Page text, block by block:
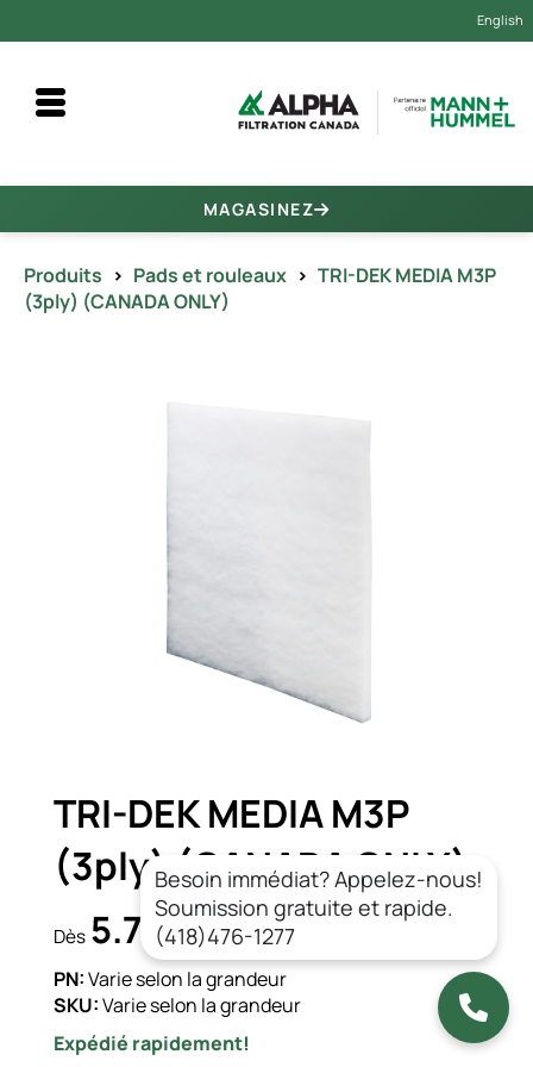
English
MAGASINEZ
Produits > Pads et rouleaux > TRI-DEK MEDIA M3P
(3ply) (CANADA ONLY)
TRI-DEK MEDIA M3P
(3ply) (CANADA ONLY)
Dès 5.77$CAD/un.
PN:Varie selon la grandeur
SKU:Varie selon la grandeur
Expédié rapidement!
Besoin immédiat? Appelez-nous!
Soumission gratuite et rapide.
(418)476-1277